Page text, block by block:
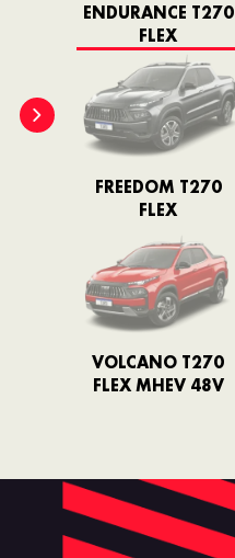
ENDURANCE T270
FLEX
FREEDOM T270
FLEX
VOLCANO T270
FLEX MHEV 48V
ULTRA T270 FLEX